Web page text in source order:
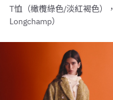
T恤（橄欖綠色/淡紅褐色）
Longchamp）